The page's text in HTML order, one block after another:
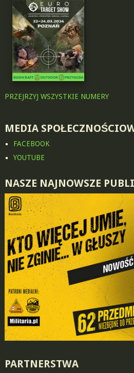
PRZEJRZYJ WSZYSTKIE NUMERY
MEDIA
FACEBOOK
YOUTUBE
NASZE NAJNOWSZE
PARTNERSTWA